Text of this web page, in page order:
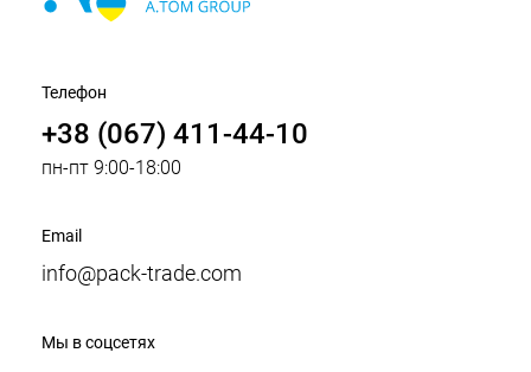
Телефон
+38 (067) 411-44-10
пн-пт 9:00-18:00
Email
info@pack-trade.com
Мы в соцсетях